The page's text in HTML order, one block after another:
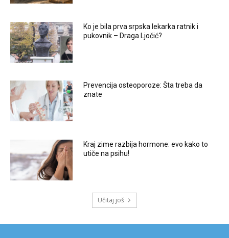
Ko je bila prva srpska lekarka ratnik i
pukovnik – Draga Ljočić?
Prevencija osteoporoze: Šta treba da
znate
Kraj zime razbija hormone: evo kako to
utiče na psihu!
Učitaj još